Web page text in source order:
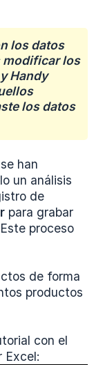
los datos
modificar los
Handy
los datos
han
un análisis
de
para grabar
proceso
de forma
productos
con el
Excel: